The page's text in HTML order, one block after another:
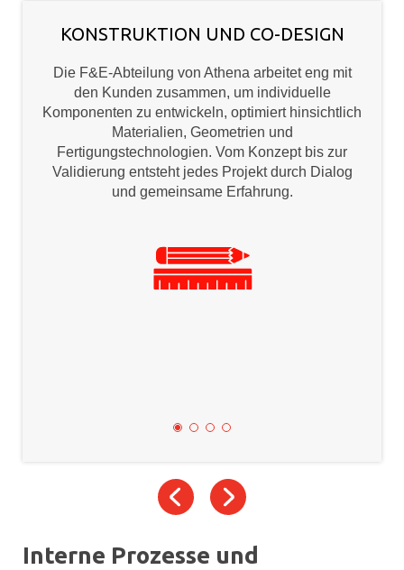
KONSTRUKTION UND CO-DESIGN
Die F&E-Abteilung von Athena arbeitet eng mit
den Kunden zusammen, um individuelle
Komponenten zu entwickeln, optimiert hinsichtlich
Materialien, Geometrien und
Fertigungstechnologien. Vom Konzept bis zur
Validierung entsteht jedes Projekt durch Dialog
und gemeinsame Erfahrung.
Interne Prozesse und